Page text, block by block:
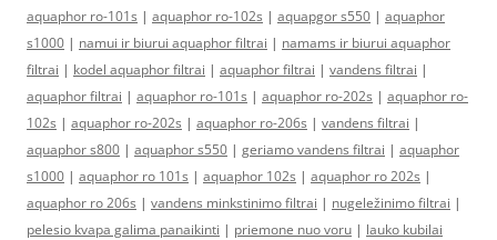
aquaphor ro-101s | aquaphor ro-102s | aquapgor s550 | aquaphor
s1000 | namui ir biurui aquaphor filtrai | namams ir biurui aquaphor
filtrai | kodel aquaphor filtrai | aquaphor filtrai | vandens filtrai |
aquaphor filtrai | aquaphor ro-101s | aquaphor ro-202s | aquaphor ro-
102s | aquaphor ro-202s | aquaphor ro-206s | vandens filtrai |
aquaphor s800 | aquaphor s550 | geriamo vandens filtrai | aquaphor
s1000 | aquaphor ro 101s | aquaphor 102s | aquaphor ro 202s |
aquaphor ro 206s | vandens minkstinimo filtrai | nugeležinimo filtrai |
pelesio kvapa galima panaikinti | priemone nuo voru | lauko kubilai